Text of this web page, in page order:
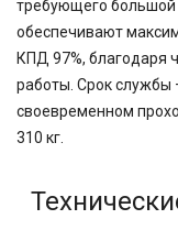
требующего
обеспечивают
КПД 97%, благодаря
работы. Срок службы
своевременном
310 кг.